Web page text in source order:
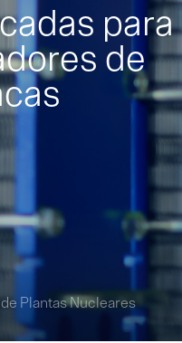
para
de
Plantas Nucleares